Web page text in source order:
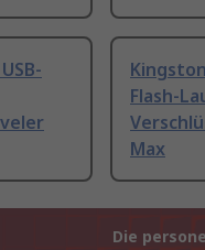
Flash-
Max
Die